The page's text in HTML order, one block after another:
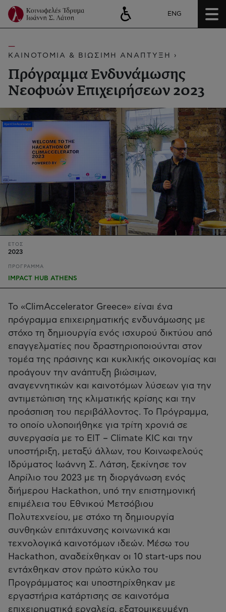
ENG
ΚΑΙΝΟΤΟΜΙΑ & ΒΙΩΣΙΜΗ ΑΝΑΠΤΥΞΗ ›
Πρόγραμμα Ενδυνάμωσης
Νεοφυών Επιχειρήσεων 2023
ΕΤΟΣ
2023
ΠΡΟΓΡΑΜΜΑ
IMPACT HUB ATHENS
Το «ClimAccelerator Greece» είναι ένα
πρόγραμμα επιχειρηματικής ενδυνάμωσης με
στόχο τη δημιουργία ενός ισχυρού δικτύου από
επαγγελματίες που δραστηριοποιούνται στον
τομέα της πράσινης και κυκλικής οικονομίας και
προάγουν την ανάπτυξη βιώσιμων,
αναγεννητικών και καινοτόμων λύσεων για την
αντιμετώπιση της κλιματικής κρίσης και την
προάσπιση του περιβάλλοντος. Το Πρόγραμμα,
το οποίο υλοποιήθηκε για τρίτη χρονιά σε
συνεργασία με το ΕΙΤ – Climate KIC και την
υποστήριξη, μεταξύ άλλων, του Κοινωφελούς
Ιδρύματος Ιωάννη Σ. Λάτση, ξεκίνησε τον
Απρίλιο του 2023 με τη διοργάνωση ενός
διήμερου Hackathon, υπό την επιστημονική
επιμέλεια του Εθνικού Μετσόβιου
Πολυτεχνείου, με στόχο τη δημιουργία
συνθηκών επιτάχυνσης κοινωνικά και
τεχνολογικά καινοτόμων ιδεών. Μέσω του
Hackathon, αναδείχθηκαν οι 10 start-ups που
εντάχθηκαν στον πρώτο κύκλο του
Προγράμματος και υποστηρίχθηκαν με
εργαστήρια κατάρτισης σε καινοτόμα
επιχειρηματικά εργαλεία, εξατομικευμένη